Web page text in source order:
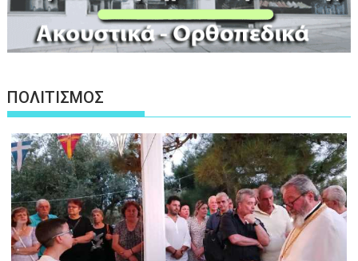
ΠΟΛΙΤΙΣΜΟΣ